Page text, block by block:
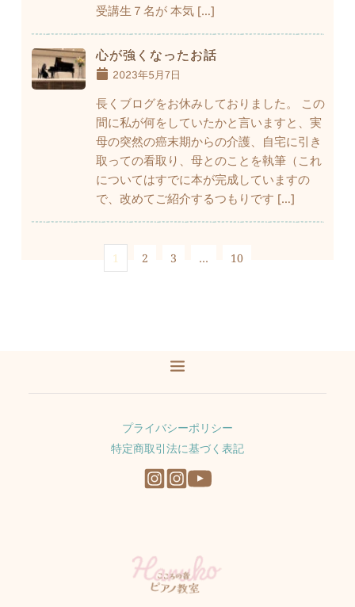
受講生７名が 本気 […]
心が強くなったお話
2023年5月7日
長くブログをお休みしておりました。 この
間に私が何をしていたかと言いますと、実
母の突然の癌末期からの介護、自宅に引き
取っての看取り、母とのことを執筆（これ
についてはすでに本が完成していますの
で、改めてご紹介するつもりです […]
1 2 3 … 10
プライバシーポリシー
特定商取引法に基づく表記